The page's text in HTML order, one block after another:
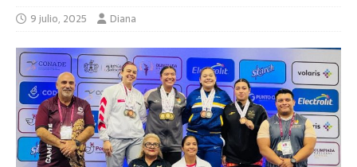
9 julio, 2025 Diana